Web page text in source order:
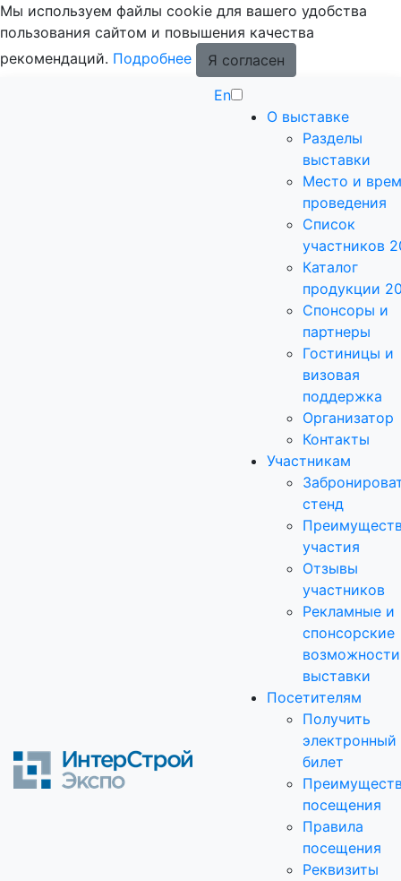
Мы используем файлы cookie для вашего удобства
пользования сайтом и повышения качества
рекомендаций. Подробнее
Я согласен
En
О выставке
Разделы
выставки
Место и
проведения
Список
участников
Каталог
продукции
Спонсоры и
партнеры
Гостиницы и
визовая
поддержка
Организатор
Контакты
Участникам
стенд
участия
Отзывы
участников
Рекламные и
спонсорские
возможности
выставки
Посетителям
Получить
электронный
билет
посещения
Правила
посещения
Реквизиты